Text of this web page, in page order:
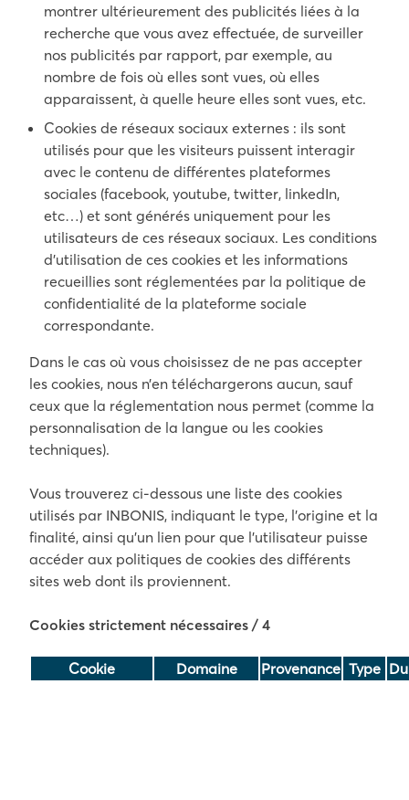
montrer ultérieurement des publicités liées à la
recherche que vous avez effectuée, de surveiller
nos publicités par rapport, par exemple, au
nombre de fois où elles sont vues, où elles
apparaissent, à quelle heure elles sont vues, etc.
Cookies de réseaux sociaux externes : ils sont
utilisés pour que les visiteurs puissent interagir
avec le contenu de différentes plateformes
sociales (facebook, youtube, twitter, linkedIn,
etc…) et sont générés uniquement pour les
utilisateurs de ces réseaux sociaux. Les conditions
d’utilisation de ces cookies et les informations
recueillies sont réglementées par la politique de
confidentialité de la plateforme sociale
correspondante.
Dans le cas où vous choisissez de ne pas accepter
les cookies, nous n’en téléchargerons aucun, sauf
ceux que la réglementation nous permet (comme la
personnalisation de la langue ou les cookies
techniques).
Vous trouverez ci-dessous une liste des cookies
utilisés par INBONIS, indiquant le type, l’origine et la
finalité, ainsi qu’un lien pour que l’utilisateur puisse
accéder aux politiques de cookies des différents
sites web dont ils proviennent.
Cookies strictement nécessaires / 4
Cookie Domaine Provenance Type